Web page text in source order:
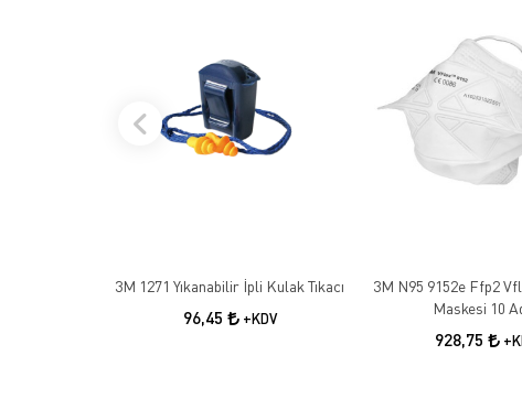
3M 1271 Yıkanabilir İpli Kulak Tıkacı
96,45 +KDV
3M N95 9152e Ffp2
Maskesi 10
928,75